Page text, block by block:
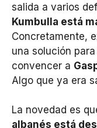
salida a varios
Kumbulla está
Concretamente,
una solución para
convencer a
Algo que ya era
La novedad es
albanés está